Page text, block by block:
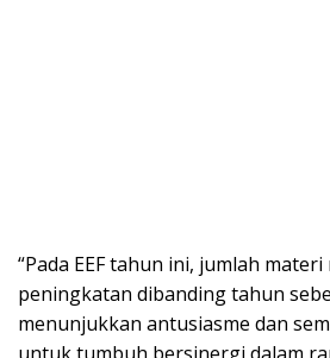
“Pada EEF tahun ini, jumlah
peningkatan dibanding tahun
menunjukkan antusiasme dan